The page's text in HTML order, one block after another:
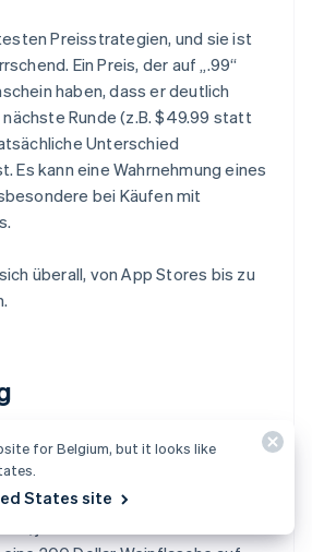
Preisstrategien, und sie ist
Ein Preis, der auf „.99“
haben, dass er deutlich
Runde (z.B. $49.99 statt
Unterschied
Es kann eine Wahrnehmung eines
bei Käufen mit
überall, von App Stores bis zu
hohen „Startpreis“, um den
Vergleich vernünftiger aussehen
könnte auf einem Preisschild
for Belgium, but it looks like
States site